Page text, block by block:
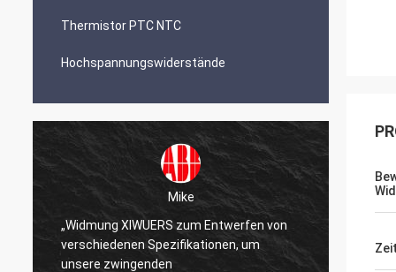
Thermistor PTC NTC
Hochspannungswiderstände
Mike
„Widmung XIWUERS zum Entwerfen von
verschiedenen Spezifikationen, um
unsere zwingenden